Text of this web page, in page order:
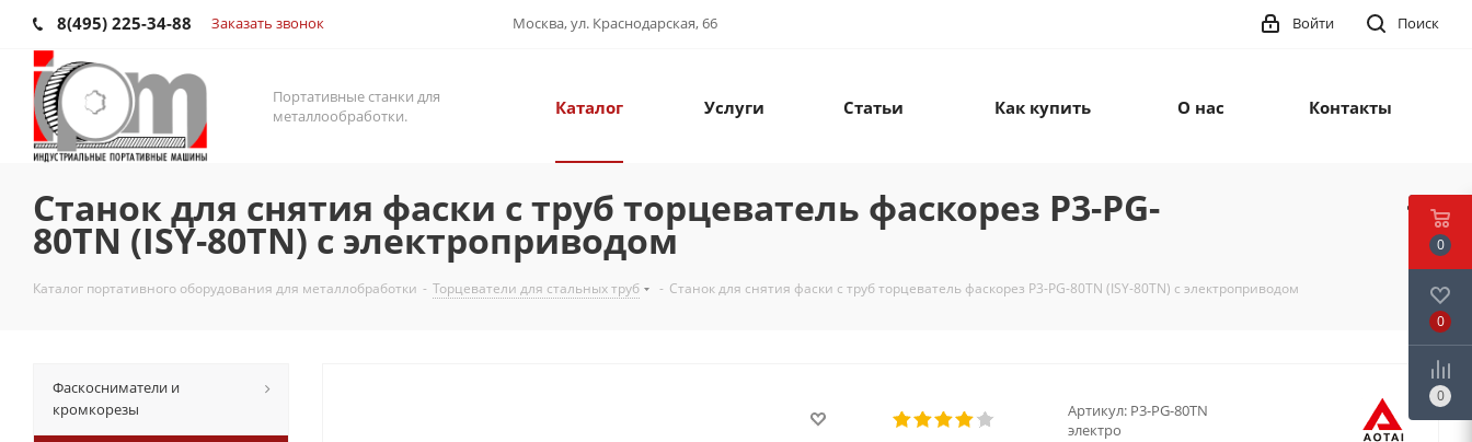
8(495) 225-34-88 Заказать звонок Москва, ул. Краснодарская, 66 Поиск
Войти
Портативные станки для
металлообработки.
Каталог Услуги Статьи Как купить О нас Контакты
Станок для снятия фаски с труб торцеватель фаскорез P3-PG-
80TN (ISY-80TN) с электроприводом
Каталог портативного оборудования для металлобработки - Торцеватели для стальных труб - Станок для снятия фаски с труб торцеватель фаскорез P3-PG-80TN (ISY-80TN) с электроприводом
Артикул: P3-PG-80TN
электро
Фаскосниматели и
кромкорезы
0
0
0